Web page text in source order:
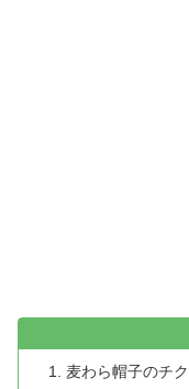
麦わら帽子のチ